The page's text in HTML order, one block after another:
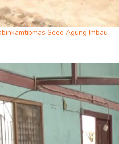
Seed Agung Imbau